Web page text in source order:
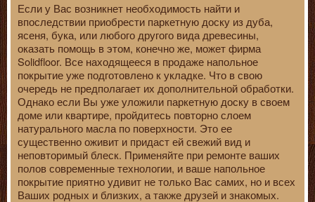
Если у Вас возникнет необходимость найти и
впоследствии приобрести паркетную доску из дуба,
ясеня, бука, или любого другого вида древесины,
оказать помощь в этом, конечно же, может фирма
Solidfloor. Все находящееся в продаже напольное
покрытие уже подготовлено к укладке. Что в свою
очередь не предполагает их дополнительной обработки.
Однако если Вы уже уложили паркетную доску в своем
доме или квартире, пройдитесь повторно слоем
натурального масла по поверхности. Это ее
существенно оживит и придаст ей свежий вид и
неповторимый блеск. Применяйте при ремонте ваших
полов современные технологии, и ваше напольное
покрытие приятно удивит не только Вас самих, но и всех
Ваших родных и близких, а также друзей и знакомых.